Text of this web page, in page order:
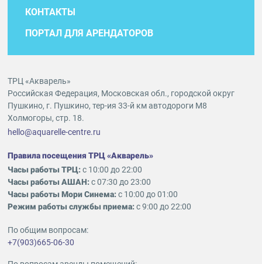
КОНТАКТЫ
ПОРТАЛ ДЛЯ АРЕНДАТОРОВ
ТРЦ «Акварель»
Российская Федерация, Московская обл., городской округ
Пушкино, г. Пушкино, тер-ия 33-й км автодороги М8
Холмогоры, стр. 18.
hello@aquarelle-centre.ru
Правила посещения ТРЦ «Акварель»
Часы работы ТРЦ:с 10:00 до 22:00
Часы работы АШАН:с 07:30 до 23:00
Часы работы Мори Синема:с 10:00 до 01:00
Режим работы службы приема:с 9:00 до 22:00
По общим вопросам:
+7(903)665-06-30